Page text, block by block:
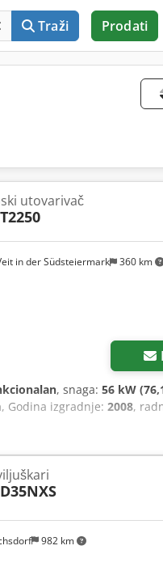
Traži Prodati
in der Südsteiermark 360 km
utovarivač
T2250
, snaga: 56 kW
, Godina izgradnje: 2008,
982 km
D35NXS